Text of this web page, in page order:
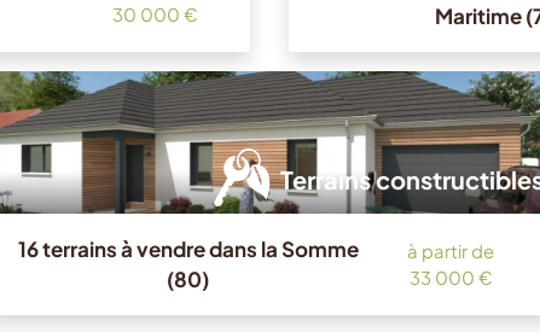
30 000 €
Maritime
Terrains
16 terrains à vendre dans la Somme
(80)
à partir de
33 000 €